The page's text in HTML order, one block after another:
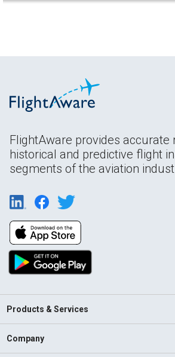
FlightAware provides accurate
historical and predictive flight
segments of the aviation
Products & Services
Company